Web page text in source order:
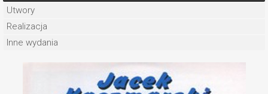
Utwory
Realizacja
Inne wydania